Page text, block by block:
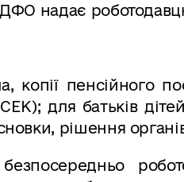
надає
копії пенсійного
для батьків
рішення